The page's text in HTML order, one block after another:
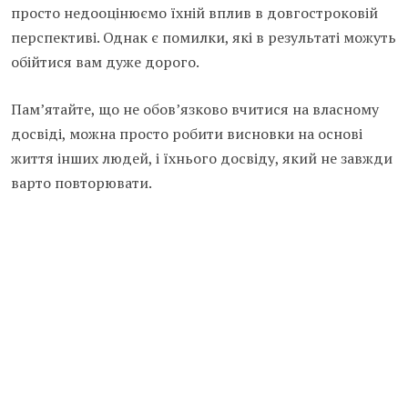
просто недооцінюємо їхній вплив в довгостроковій
перспективі. Однак є помилки, які в результаті можуть
обійтися вам дуже дорого.
Пам’ятайте, що не обов’язково вчитися на власному
досвіді, можна просто робити висновки на основі
життя інших людей, і їхнього досвіду, який не завжди
варто повторювати.